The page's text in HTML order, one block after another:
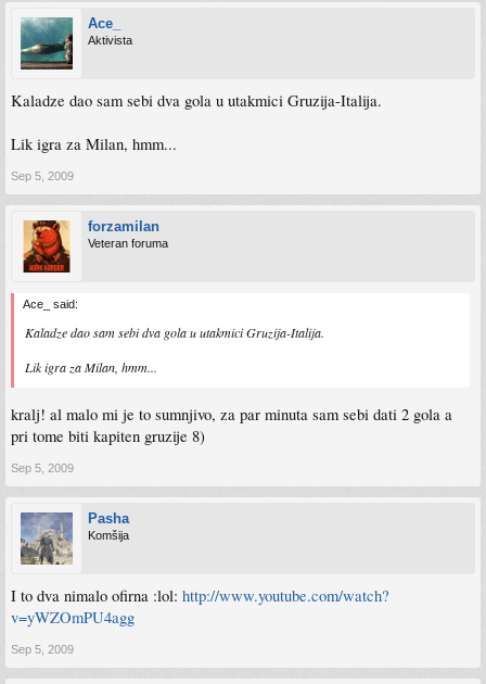
Ace_
Aktivista
Kaladze dao sam sebi dva gola u utakmici Gruzija-Italija.
Lik igra za Milan, hmm...
Sep 5, 2009
forzamilan
Veteran foruma
Ace_ said:
Kaladze dao sam sebi dva gola u utakmici Gruzija-Italija.
Lik igra za Milan, hmm...
kralj! al malo mi je to sumnjivo, za par minuta sam sebi dati 2 gola a
pri tome biti kapiten gruzije 8)
Sep 5, 2009
Pasha
Komšija
I to dva nimalo ofirna :lol: http://www.youtube.com/watch?
v=yWZOmPU4agg
Sep 5, 2009